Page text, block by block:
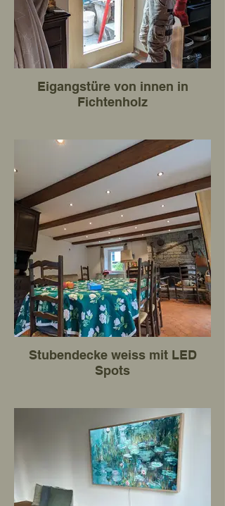
Eigangstüre von innen in
Fichtenholz
Stubendecke weiss mit LED
Spots